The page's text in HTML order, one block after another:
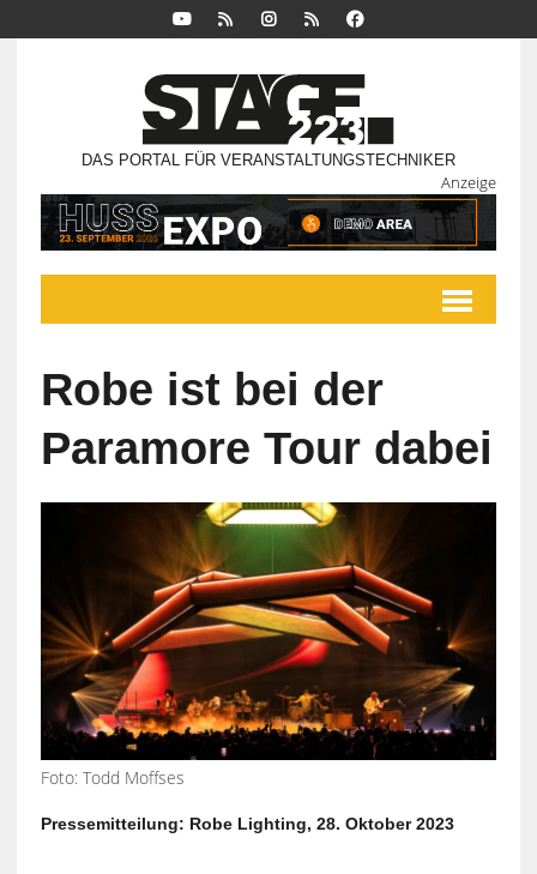
DAS PORTAL FÜR VERANSTALTUNGSTECHNIKER
Anzeige
Robe ist bei der
Paramore Tour dabei
Foto: Todd Moffses
Pressemitteilung: Robe Lighting, 28. Oktober 2023